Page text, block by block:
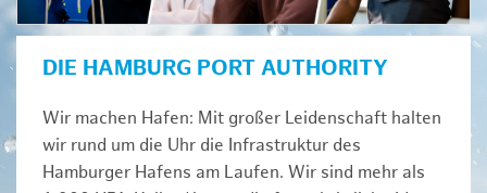
DIE HAMBURG PORT AUTHORITY
Wir machen Hafen: Mit großer Leidenschaft halten
wir rund um die Uhr die Infrastruktur des
Hamburger Hafens am Laufen. Wir sind mehr als